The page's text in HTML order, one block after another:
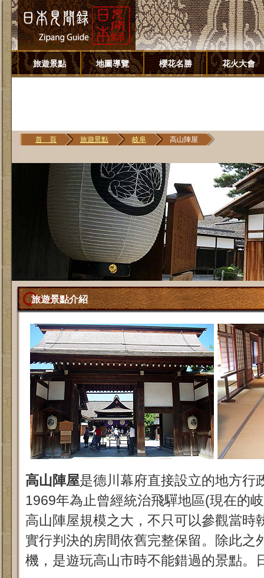
旅遊景點 地圖導覽 櫻花名勝 花火大會
首 頁 旅遊景點 岐阜 高山陣屋
旅遊景點介紹
高山陣屋是德川幕府直接設立的地方行
1969年為止曾經統治飛驒地區(現在的
高山陣屋規模之大，不只可以參觀當時
實行判決的房間依舊完整保留。除此之
機，是遊玩高山市時不能錯過的景點。